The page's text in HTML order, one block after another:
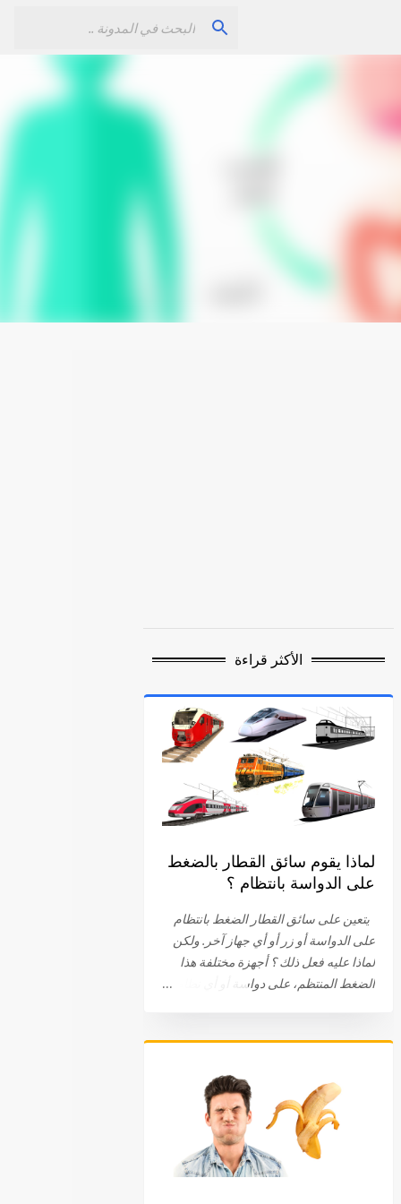
الأكثر قراءة
لماذا يقوم سائق القطار بالضغط
على الدواسة بانتظام ؟
يتعين على سائق القطار الضغط بانتظام
على الدواسة أو زر أو أي جهاز آخر. ولكن
لماذا عليه فعل ذلك ؟ أجهزة مختلفة هذا
الضغط المنتظم، على دواسة أو أي نظام
الجهاز باختلاف الشركات . في البداية، كان
على الدواسة. اليوم، يتم الضغط على
الدواسة، عند نقطة معينة، ثم الضغط عليها
مرة أخرى. في بعض الحالات، يتعين على
السائق الضغط على زر. في بعض الأحيان
يتم توصيل الجهاز بعجلة القيادة أو المقود.